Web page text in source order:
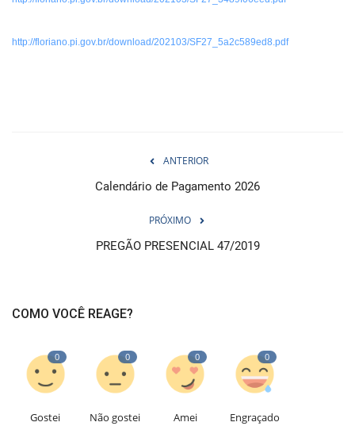
http://floriano.pi.gov.br/download/202103/SF27_5a2c589ed8.pdf
ANTERIOR
Calendário de Pagamento 2026
PRÓXIMO
PREGÃO PRESENCIAL 47/2019
COMO VOCÊ REAGE?
0
Gostei
0
Não gostei
0
Amei
0
Engraçado